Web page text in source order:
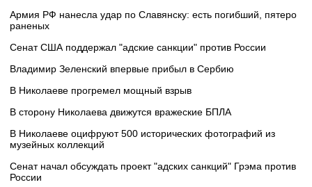
Армия РФ нанесла удар по Славянску: есть погибший, пятеро
раненых
Сенат США поддержал "адские санкции" против России
Владимир Зеленский впервые прибыл в Сербию
В Николаеве прогремел мощный взрыв
В сторону Николаева движутся вражеские БПЛА
В Николаеве оцифруют 500 исторических фотографий из
музейных коллекций
Сенат начал обсуждать проект "адских санкций" Грэма против
России